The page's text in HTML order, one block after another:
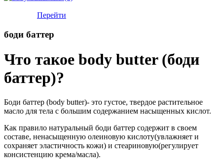
Перейти
боди баттер
Что такое body butter (боди
баттер)?
Боди баттер (body butter)- это густое, твердое растительное
масло для тела с большим содержанием насыщенных кислот.
Как правило натуральный боди баттер содержит в своем
составе, ненасыщенную олеиновую кислоту(увлажняет и
сохраняет эластичность кожи) и стеариновую(регулирует
консистенцию крема/масла).